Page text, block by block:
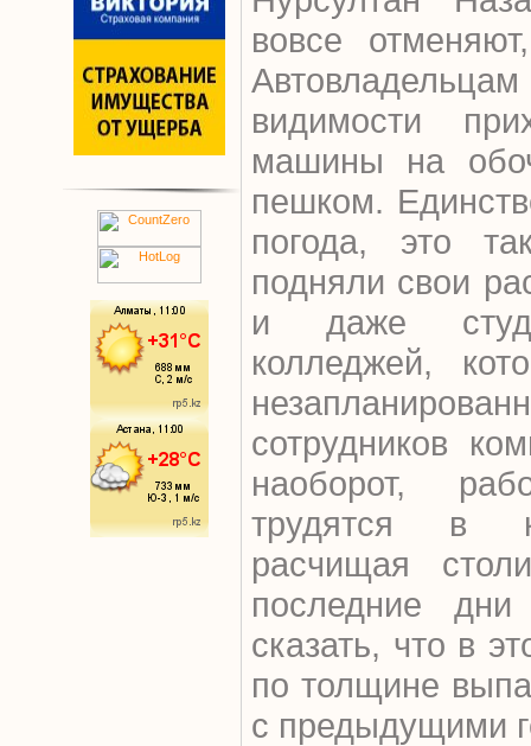
вовсе
видимости
машины на
пешком.
погода, это
подняли свои
и даже
колледжей,
сотрудников
наоборот,
трудятся в
расчищая
последние
сказать, что в
по толщине
с предыдущими